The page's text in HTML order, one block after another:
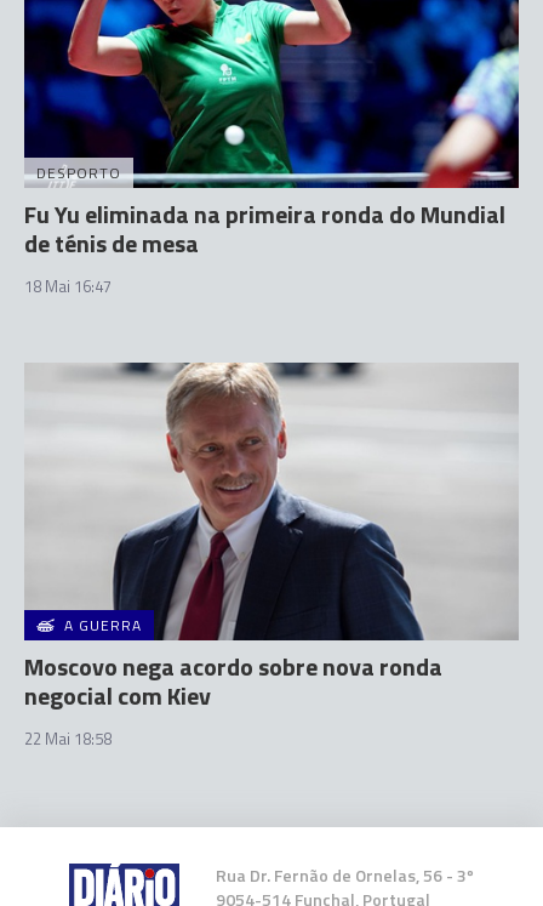
DESPORTO
Fu Yu eliminada na primeira ronda do Mundial
de ténis de mesa
18 Mai 16:47
A GUERRA
Moscovo nega acordo sobre nova ronda
negocial com Kiev
22 Mai 18:58
Rua Dr. Fernão de Ornelas, 56 - 3º
9054-514 Funchal, Portugal